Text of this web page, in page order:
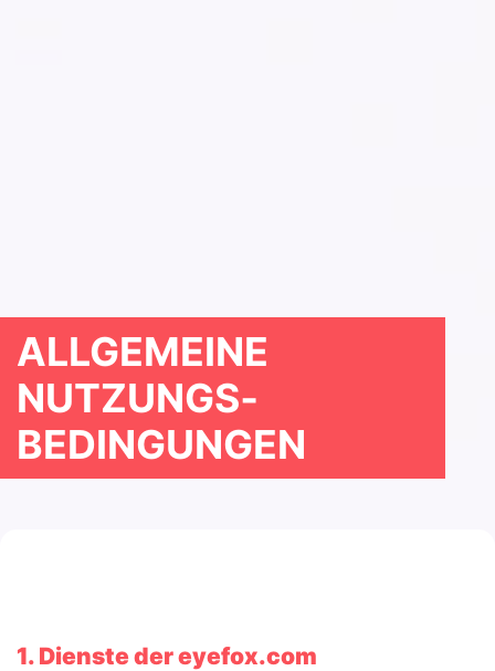
ALLGEMEINE
NUTZUNGS­
BEDINGUNGEN
1. Dienste der eyefox.com